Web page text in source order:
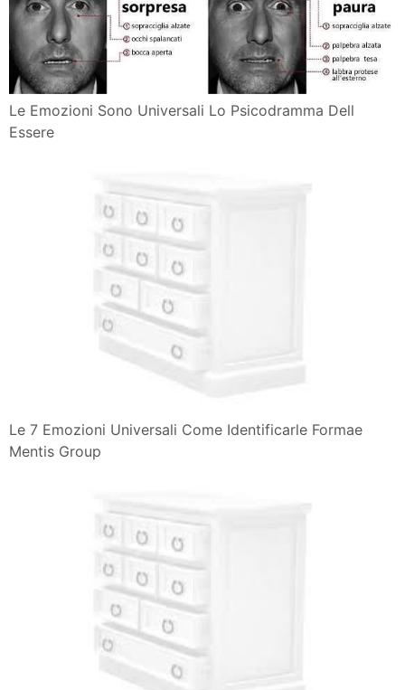
Le Emozioni Sono Universali Lo Psicodramma Dell
Essere
Le 7 Emozioni Universali Come Identificarle Formae
Mentis Group